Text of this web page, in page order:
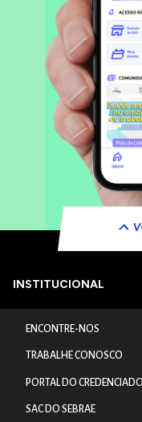
INSTITUCIONAL
ENCONTRE-NOS
TRABALHE CONOSCO
PORTAL DO CREDENCIADO
SAC DO SEBRAE